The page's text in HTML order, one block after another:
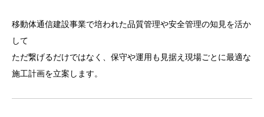
移動体通信建設事業で培われた品質管理や安全管理の知見を活か
して
ただ繋げるだけではなく、保守や運用も見据え現場ごとに最適な
施工計画を立案します。